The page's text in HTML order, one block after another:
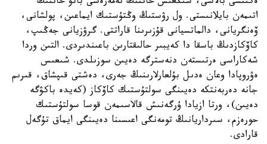
اتىمەن بايلانىستى. ول رۋستىڭ وڭتۇستىك ايماعىن، پولشانى،
ۆەنگريانى، دالماتسيانى قۇزىرىنا قاراتتى. گرۋزيانى جەڭىپ،
كاۆكازدىڭ باسقا دا كەيبىر حالىقتارىن باعىندىردى. التىن وردا
شەكاراسى ەرتىستەن دنەسترگە دەيىن سوزىلدى. شىعىس
ەۋروپادا وعان ەدىل بۇلعارلارىنىڭ جەرى، دەشتى قىپشاق، قىرىم
جانە دەربەنتكە دەيىنگى سولتۇستىك كاۆكاز (كەيدە باكۋگە
دەيىن)، ورتا ازيادا ۇرگەنىش قالاسىمەن قوسا سولتۇستىك
حورەزم، سىرداريانىڭ تومەنگى اعىسىنا دەيىنگى ايماق تۇگەل
قارادى.